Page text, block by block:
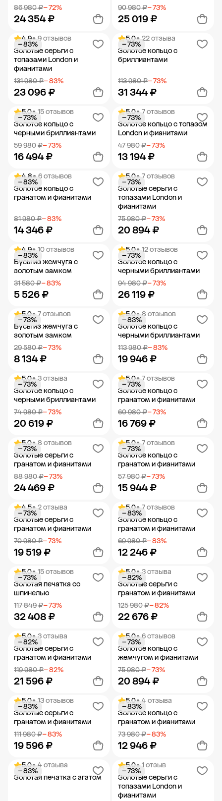
86 980 ₽− 72%
24 354 ₽
Добавить в корзину
90 980 ₽− 73%
25 019 ₽
Добавить в корзину
4.9• 9 отзывов
Золотые серьги с
топазами London и
фианитами
131 980 ₽− 83%
23 096 ₽
− 83%
Добавить в корзину
5.0• 22 отзыва
Золотое кольцо с
бриллиантами
113 980 ₽− 73%
31 344 ₽
− 73%
Добавить в корзину
5.0• 15 отзывов
Золотое кольцо с
черными бриллиантами
59 980 ₽− 73%
16 494 ₽
− 73%
Добавить в корзину
5.0• 7 отзывов
Золотое кольцо с топазом
London и фианитами
47 980 ₽− 73%
13 194 ₽
− 73%
Добавить в корзину
4.8• 6 отзывов
Золотое кольцо с
гранатом и фианитами
81 980 ₽− 83%
14 346 ₽
− 83%
Добавить в корзину
5.0• 7 отзывов
Золотые серьги с
топазами London и
фианитами
75 980 ₽− 73%
20 894 ₽
− 73%
Добавить в корзину
4.9• 10 отзывов
Бусы из жемчуга с
золотым замком
31 580 ₽− 83%
5 526 ₽
− 83%
Добавить в корзину
5.0• 12 отзывов
Золотое кольцо с
черными бриллиантами
94 980 ₽− 73%
26 119 ₽
− 73%
Добавить в корзину
5.0• 7 отзывов
Бусы из жемчуга с
золотым замком
29 580 ₽− 73%
8 134 ₽
− 73%
Добавить в корзину
5.0• 8 отзывов
Золотое кольцо с
черными бриллиантами
113 980 ₽− 83%
19 946 ₽
− 83%
Добавить в корзину
5.0• 3 отзыва
Золотое кольцо с
черными бриллиантами
74 980 ₽− 73%
20 619 ₽
− 73%
Добавить в корзину
5.0• 7 отзывов
Золотое кольцо с
гранатом и фианитами
60 980 ₽− 73%
16 769 ₽
− 73%
Добавить в корзину
5.0• 8 отзывов
Золотые серьги с
гранатом и фианитами
88 980 ₽− 73%
24 469 ₽
− 73%
Добавить в корзину
5.0• 7 отзывов
Золотое кольцо с
гранатом и фианитами
57 980 ₽− 73%
15 944 ₽
− 73%
Добавить в корзину
4.5• 2 отзыва
Золотые серьги с
гранатом и фианитами
70 980 ₽− 73%
19 519 ₽
− 73%
Добавить в корзину
5.0• 7 отзывов
Золотое кольцо с
гранатом и фианитами
69 980 ₽− 83%
12 246 ₽
− 83%
Добавить в корзину
5.0• 15 отзывов
Золотая печатка со
шпинелью
117 849 ₽− 73%
32 408 ₽
− 73%
Добавить в корзину
5.0• 3 отзыва
Золотые серьги с
гранатом и фианитами
125 980 ₽− 82%
22 676 ₽
− 82%
Добавить в корзину
5.0• 3 отзыва
Золотые серьги с
гранатом и фианитами
119 980 ₽− 82%
21 596 ₽
− 82%
Добавить в корзину
5.0• 6 отзывов
Золотое кольцо с
жемчугом и фианитами
75 980 ₽− 73%
20 894 ₽
− 73%
Добавить в корзину
5.0• 13 отзывов
Золотые серьги с
гранатом и фианитами
111 980 ₽− 83%
19 596 ₽
− 83%
Добавить в корзину
5.0• 4 отзыва
Золотое кольцо с
гранатом и фианитами
73 980 ₽− 83%
12 946 ₽
− 83%
Добавить в корзину
5.0• 4 отзыва
Золотая печатка с агатом
− 83%
5.0• 1 отзыв
Золотые серьги с
топазами London и
фианитами
− 73%